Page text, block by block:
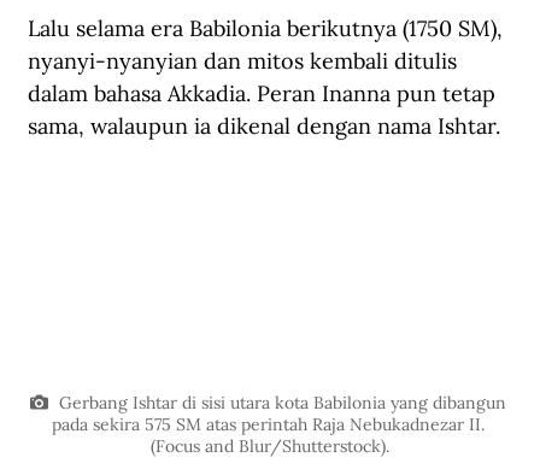
Lalu selama era Babilonia berikutnya (1750 SM),
nyanyi-nyanyian dan mitos kembali ditulis
dalam bahasa Akkadia. Peran Inanna pun tetap
sama, walaupun ia dikenal dengan nama Ishtar.
Gerbang Ishtar di sisi utara kota Babilonia yang dibangun
pada sekira 575 SM atas perintah Raja Nebukadnezar II.
(Focus and Blur/Shutterstock).